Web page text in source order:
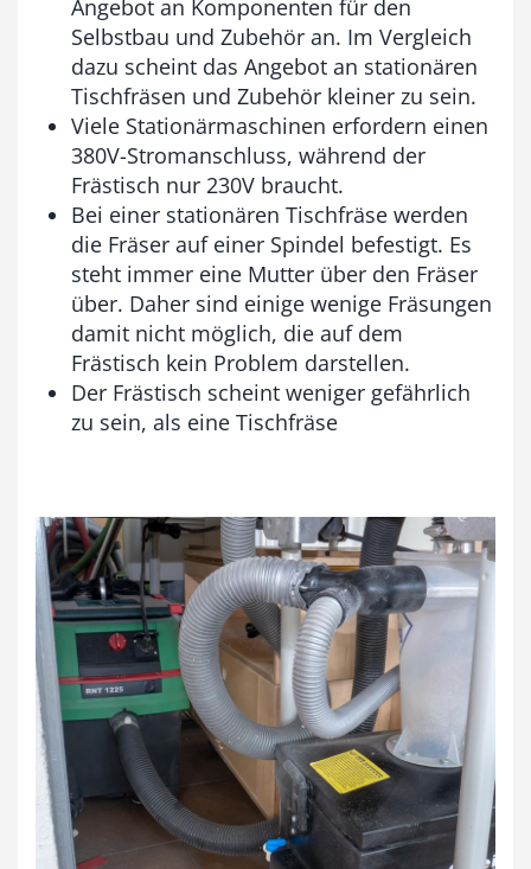
Angebot an Komponenten für den
Selbstbau und Zubehör an. Im Vergleich
dazu scheint das Angebot an stationären
Tischfräsen und Zubehör kleiner zu sein.
Viele Stationärmaschinen erfordern einen
380V-Stromanschluss, während der
Frästisch nur 230V braucht.
Bei einer stationären Tischfräse werden
die Fräser auf einer Spindel befestigt. Es
steht immer eine Mutter über den Fräser
über. Daher sind einige wenige Fräsungen
damit nicht möglich, die auf dem
Frästisch kein Problem darstellen.
Der Frästisch scheint weniger gefährlich
zu sein, als eine Tischfräse